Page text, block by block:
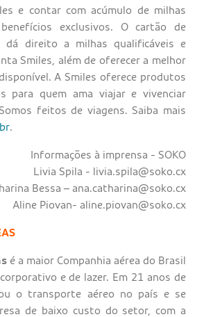
e contar com acúmulo de milhas
exclusivos. O cartão de
dá direito a milhas qualificáveis e
Smiles, além de oferecer a melhor
A Smiles oferece produtos
para quem ama viajar e vivenciar
feitos de viagens. Saiba mais
.
Informações à imprensa - SOKO
Livia Spila - livia.spila@soko.cx
Bessa – ana.catharina@soko.cx
Aline Piovan- aline.piovan@soko.cx
é a maior Companhia aérea do Brasil
e de lazer. Em 21 anos de
o transporte aéreo no país e se
de baixo custo do setor, com a